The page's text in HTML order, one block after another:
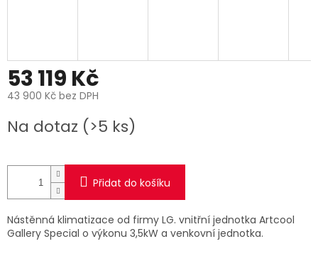
53 119 Kč
43 900 Kč bez DPH
cena:
Na dotaz (>5 ks)
Přidat do košíku
Nástěnná klimatizace od firmy LG. vnitřní jednotka Artcool
Gallery Special o výkonu 3,5kW a venkovní jednotka.